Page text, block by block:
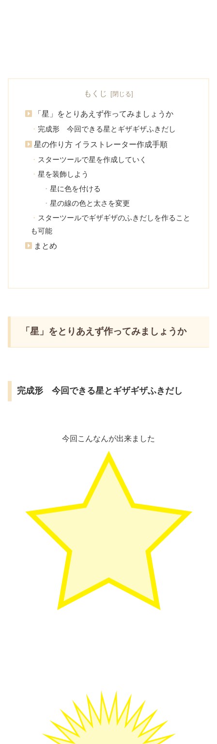
もくじ
「星」をとりあえず作ってみましょうか
完成形 今回できる星とギザギザふきだし
星の作り方 イラストレーター作成手順
スターツールで星を作成していく
星を装飾しよう
星に色を付ける
星の線の色と太さを変更
スターツールでギザギザのふきだしを作ること
も可能
まとめ
「星」をとりあえず作ってみましょうか
完成形 今回できる星とギザギザふきだし
今回こんなんが出来ました